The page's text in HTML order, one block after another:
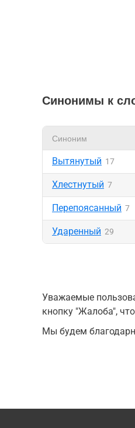
Синонимы к
Синоним
Вытянутый 17
Хлестнутый 7
Перепоясанный 7
Ударенный 29
Уважаемые
кнопку "Жалоба",
Мы будем